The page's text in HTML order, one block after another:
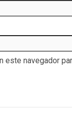
este navegador